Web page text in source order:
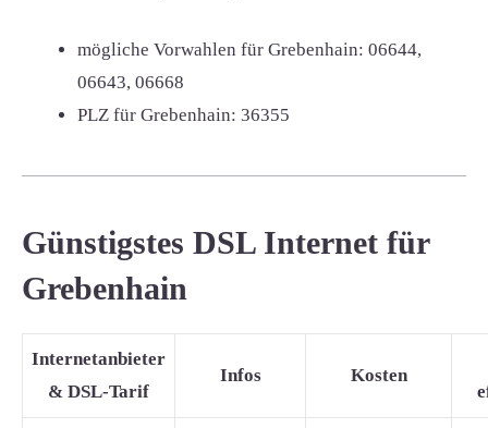
mögliche Vorwahlen für Grebenhain: 06644,
06643, 06668
PLZ für Grebenhain: 36355
Günstigstes DSL Internet für
Grebenhain
Internetanbieter
& DSL-Tarif
Infos Kosten